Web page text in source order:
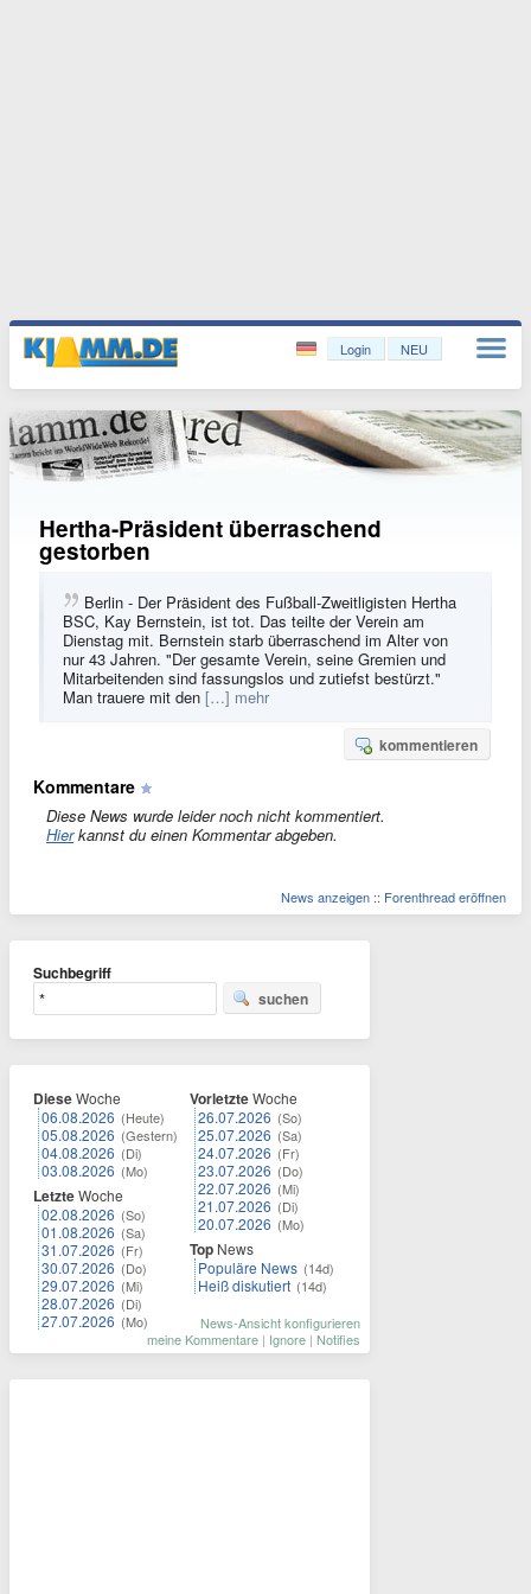
Login NEU
Hertha-Präsident überraschend
gestorben
Berlin - Der Präsident des Fußball-Zweitligisten Hertha
BSC, Kay Bernstein, ist tot. Das teilte der Verein am
Dienstag mit. Bernstein starb überraschend im Alter von
nur 43 Jahren. "Der gesamte Verein, seine Gremien und
Mitarbeitenden sind fassungslos und zutiefst bestürzt."
Man trauere mit den […] mehr
kommentieren
Kommentare
Diese News wurde leider noch nicht kommentiert.
Hierkannst du einen Kommentar abgeben.
News anzeigen :: Forenthread eröffnen
Suchbegriff
suchen
DieseWoche
06.08.2026 (Heute)
05.08.2026 (Gestern)
04.08.2026 (Di)
03.08.2026 (Mo)
LetzteWoche
02.08.2026 (So)
01.08.2026 (Sa)
31.07.2026 (Fr)
30.07.2026 (Do)
29.07.2026 (Mi)
28.07.2026 (Di)
27.07.2026 (Mo)
VorletzteWoche
26.07.2026 (So)
25.07.2026 (Sa)
24.07.2026 (Fr)
23.07.2026 (Do)
22.07.2026 (Mi)
21.07.2026 (Di)
20.07.2026 (Mo)
Top News
Populäre News (14d)
Heiß diskutiert (14d)
News-Ansicht konfigurieren
meine Kommentare | Ignore | Notifies